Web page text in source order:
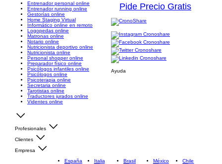
Entrenador personal online
Entrenador running online
Gestorías online
Home Staging Virtual
Informático online en remoto
Logopedas online
Matronas online
Notario online
Nutricionista deportivo online
Nutricionista online
Personal shopper online
Preparador físico online
Psicólogos infantiles online
Psicólogos online
Psicoterapia online
Secretaria online
Tarotistas online
Traductores jurados online
Videntes online
Pide Precio Gratis
Ayuda
Profesionales
Clientes
Empresa
España
Italia Brasil México Chile